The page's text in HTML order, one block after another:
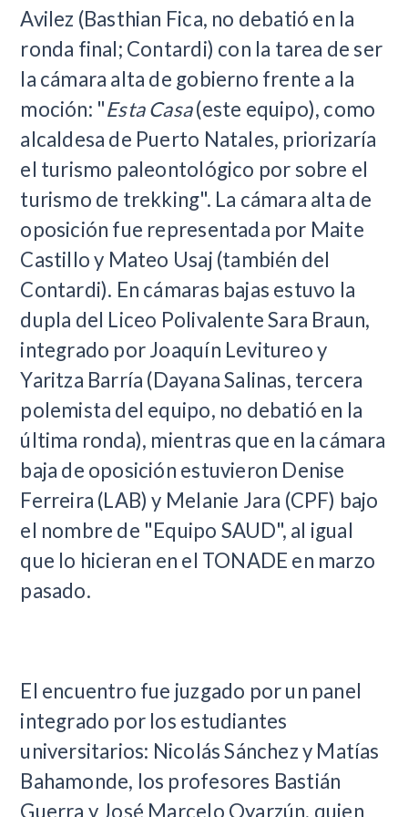
Avilez (Basthian Fica, no debatió en la
ronda final; Contardi) con la tarea de ser
la cámara alta de gobierno frente a la
moción: "Esta Casa(este equipo), como
alcaldesa de Puerto Natales, priorizaría
el turismo paleontológico por sobre el
turismo de trekking". La cámara alta de
oposición fue representada por Maite
Castillo y Mateo Usaj (también del
Contardi). En cámaras bajas estuvo la
dupla del Liceo Polivalente Sara Braun,
integrado por Joaquín Levitureo y
Yaritza Barría (Dayana Salinas, tercera
polemista del equipo, no debatió en la
última ronda), mientras que en la cámara
baja de oposición estuvieron Denise
Ferreira (LAB) y Melanie Jara (CPF) bajo
el nombre de "Equipo SAUD", al igual
que lo hicieran en el TONADE en marzo
pasado.
El encuentro fue juzgado por un panel
integrado por los estudiantes
universitarios: Nicolás Sánchez y Matías
Bahamonde, los profesores Bastián
Guerra y José Marcelo Oyarzún, quien